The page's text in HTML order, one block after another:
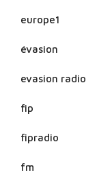
europe1
évasion
evasion radio
fip
fipradio
fm